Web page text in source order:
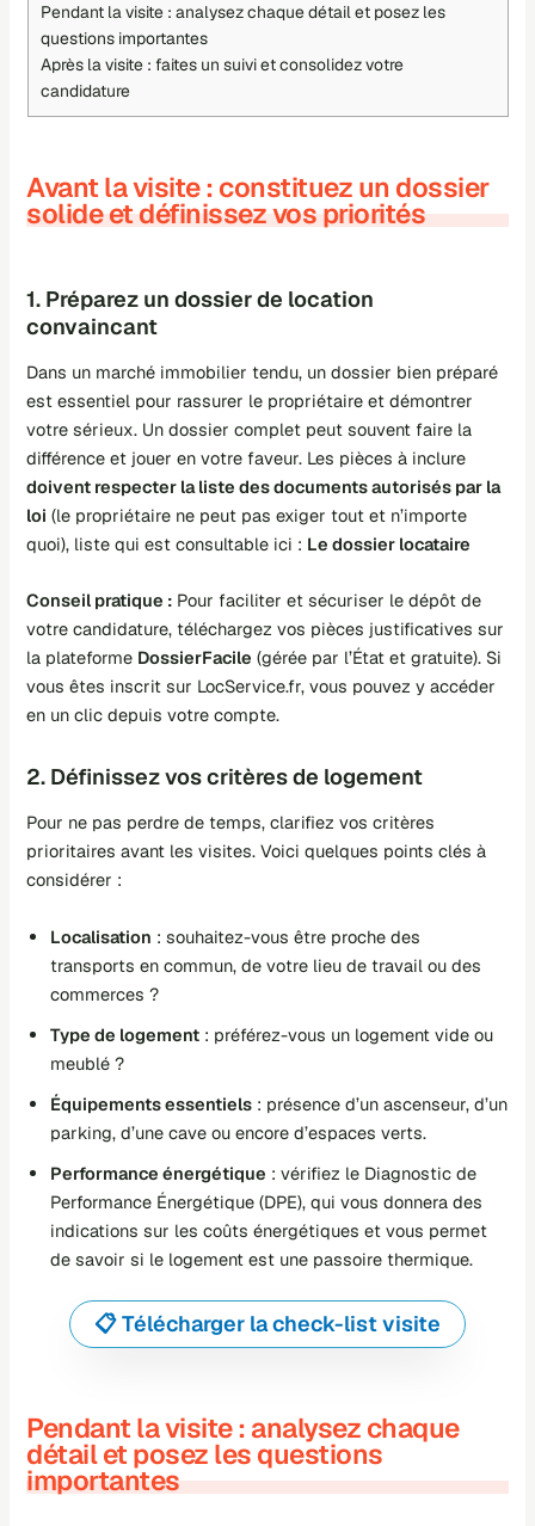
Pendant la visite : analysez chaque détail et posez les
questions importantes
Après la visite : faites un suivi et consolidez votre
candidature
Avant la visite : constituez un dossier
solide et définissez vos priorités
1. Préparez un dossier de location
convaincant
Dans un marché immobilier tendu, un dossier bien préparé
est essentiel pour rassurer le propriétaire et démontrer
votre sérieux. Un dossier complet peut souvent faire la
différence et jouer en votre faveur. Les pièces à inclure
doivent respecter la liste des documents autorisés par la
loi (le propriétaire ne peut pas exiger tout et n’importe
quoi), liste qui est consultable ici : Le dossier locataire
Conseil pratique : Pour faciliter et sécuriser le dépôt de
votre candidature, téléchargez vos pièces justificatives sur
la plateforme DossierFacile (gérée par l’État et gratuite). Si
vous êtes inscrit sur LocService.fr, vous pouvez y accéder
en un clic depuis votre compte.
2. Définissez vos critères de logement
Pour ne pas perdre de temps, clarifiez vos critères
prioritaires avant les visites. Voici quelques points clés à
considérer :
Localisation : souhaitez-vous être proche des
transports en commun, de votre lieu de travail ou des
commerces ?
Type de logement : préférez-vous un logement vide ou
meublé ?
Équipements essentiels : présence d’un ascenseur, d’un
parking, d’une cave ou encore d’espaces verts.
Performance énergétique : vérifiez le Diagnostic de
Performance Énergétique (DPE), qui vous donnera des
indications sur les coûts énergétiques et vous permet
de savoir si le logement est une passoire thermique.
📋 Télécharger la check-list visite
Pendant la visite : analysez chaque
détail et posez les questions
importantes